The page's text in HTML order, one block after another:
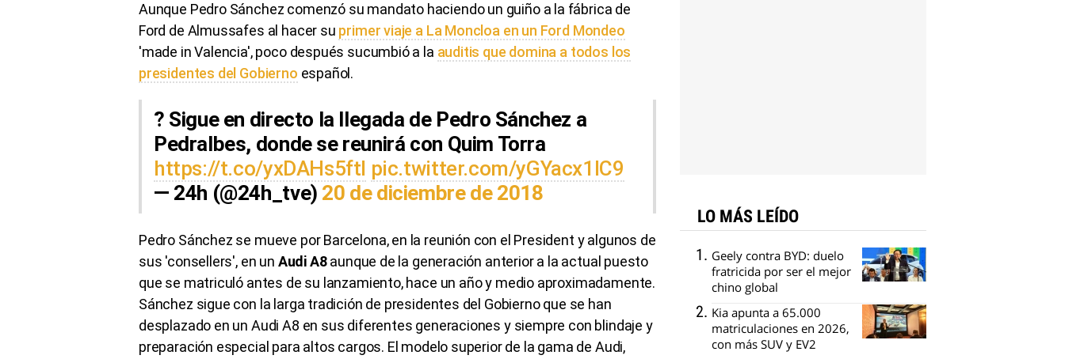
Aunque Pedro Sánchez comenzó su mandato haciendo un guiño a la fábrica de
Ford de Almussafes al hacer su primer viaje a La Moncloa en un Ford Mondeo
'made in Valencia', poco después sucumbió a la auditis que domina a todos los
presidentes del Gobierno español.
? Sigue en directo la llegada de Pedro Sánchez a
Pedralbes, donde se reunirá con Quim Torra
https://t.co/yxDAHs5ftl pic.twitter.com/yGYacx1IC9
— 24h (@24h_tve) 20 de diciembre de 2018
Pedro Sánchez se mueve por Barcelona, en la reunión con el President y algunos de
sus 'consellers', en un Audi A8aunque de la generación anterior a la actual puesto
que se matriculó antes de su lanzamiento, hace un año y medio aproximadamente.
Sánchez sigue con la larga tradición de presidentes del Gobierno que se han
desplazado en un Audi A8 en sus diferentes generaciones y siempre con blindaje y
preparación especial para altos cargos. El modelo superior de la gama de Audi,
LO MÁS LEÍDO
Geely contra BYD: duelo
fratricida por ser el mejor
chino global
Kia apunta a 65.000
matriculaciones en 2026,
con más SUV y EV2